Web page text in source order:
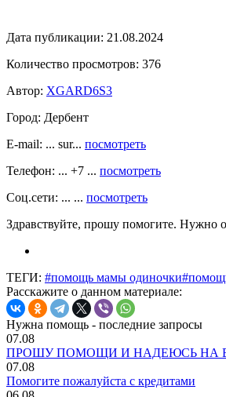
Дата публикации: 21.08.2024
Количество просмотров: 376
Автор: XGARD6S3
Город: Дербент
E-mail: ... sur... посмотреть
Телефон: ... +7 ... посмотреть
Соц.сети: ... ... посмотреть
Здравствуйте, прошу помогите. Нужно
ТЕГИ: #помощь мамы одиночки
Расскажите о данном материале:
Нужна помощь - последние запросы
07.08
ПРОШУ ПОМОЩИ И НАДЕЮСЬ НА
07.08
Помогите пожалуйста с кредитами